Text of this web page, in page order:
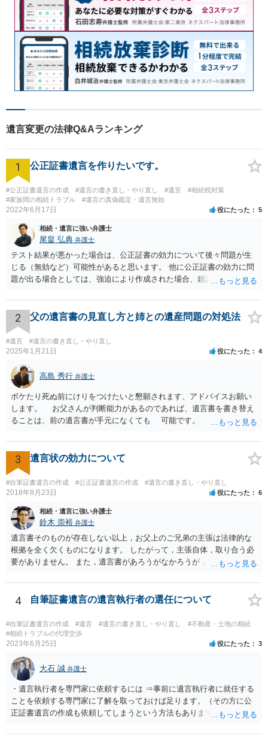
遺言変更の法律Q&Aランキング
1 公正証書遺言を作りたいです。
#公正証書遺言の作成 #遺言の書き直し・やり直し #遺言
#相続税対策
#家族間の相続トラブル
#遺言の真偽鑑定・遺言無効
2022年6月17日 役にたった 5
相続・遺言に強い弁護士
尾畠 弘典 弁護士
テスト結果が悪かった場合は、公正証書の効力について後々問題が生
じる（無効など）可能性があると思います。 他に公正証書の効力に問
題が出る場合としては、強迫により作成された場合、錯誤（勘違い）
すが、弁護士に作成を依頼する場合は、１０～数十万円程度になるケ
ースが多いと思います。 報酬体系は、弁護士ごとに異なりますので一
律の基準はありません。
2 父の遺言書の見直し方と姉との遺産問題の対処法
#遺言 #遺言の書き直し・やり直し
2025年1月21日 役にたった 4
高島 秀行 弁護士
ボケたり死ぬ前にけりをつけたいと懇願されます、アドバイスお願い
します。 お父さんが判断能力があるのであれば、遺言書を書き替え
ることは、前の遺言書が手元になくても 可能です。 将来遺言の効
してもらって 診断書を取得して、公証役場へ行って公正証書遺言を
作成するのがよいと思います。 将来争われることが見込まれること
から、弁護士に依頼して手続きを進めた方がよいと思います。
3 遺言状の効力について
#自筆証書遺言の作成 #公正証書遺言の作成 #遺言の書き直し・やり直し
2018年8月23日 役にたった 6
相続・遺言に強い弁護士
鈴木 崇裕 弁護士
遺言書そのものが存在しない以上，お父上のご兄弟の主張は法律的な
根拠を全く欠くものになります。 したがって，主張自体，取り合う必
要がありません。 また，遺言書があろうがなかろうが，お父上のご兄
ご回答にもありますが， 代理人弁護士をたてて，その弁護士から相手
方に対して， ・相続に関する主張は法的根拠がなく，一切応じないこ
と ・今後一切の連絡をしてこないでほしいこと ・連絡を継続してくる
ようであれば警察への通報や法的措置も辞さないこと などを記載した
書面を発送してもらうことがよろしいように思います。
4 自筆証書遺言の遺言執行者の選任について
#自筆証書遺言の作成 #遺言 #遺言の書き直し・やり直し
#不動産・土地の相続
#相続トラブルの代理交渉
2023年6月25日 役にたった 3
大石 誠 弁護士
・遺言執行者を専門家に依頼するには ⇒事前に遺言執行者に就任する
ことを依頼する専門家に了解を取っておけば足ります。（その方に公
正証書遺言の作成も依頼してしまうという方法もあります） 事前に了
ません。 遺言執行者に就任し、遺言執行が完了したときの報酬だけ、